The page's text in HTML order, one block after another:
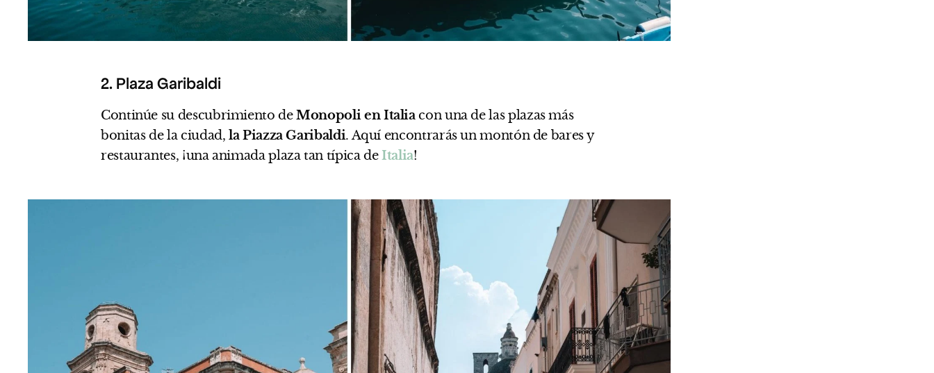
2. Plaza Garibaldi
Continúe su descubrimiento deMonopoli en Italiacon una de las plazas más
bonitas de la ciudad,la Piazza Garibaldi. Aquí encontrarás un montón de bares y
restaurantes, ¡una animada plaza tan típica deItalia!